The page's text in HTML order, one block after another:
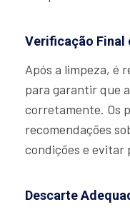
Verificação Final
Após a limpeza, é
para garantir que
corretamente. Os
recomendações
condições e evitar
Descarte